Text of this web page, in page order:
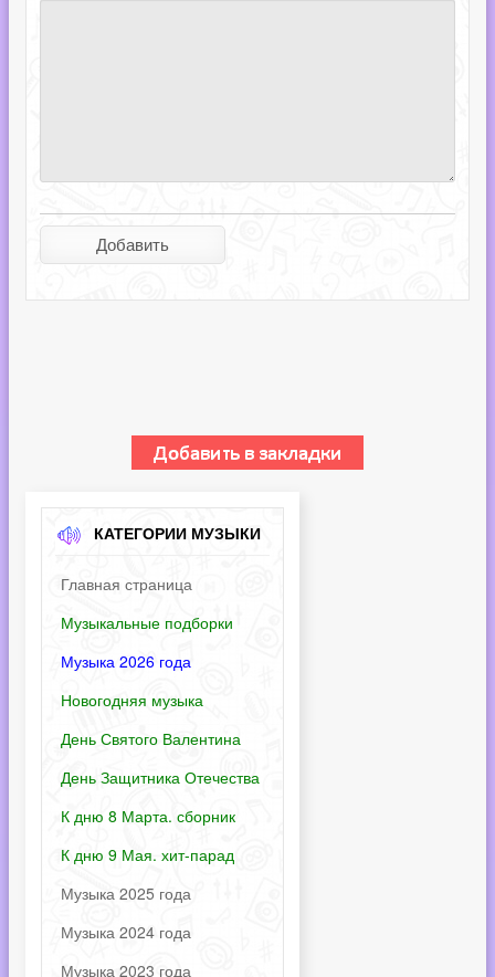
КАТЕГОРИИ МУЗЫКИ
Главная страница
Музыкальные подборки
Музыка 2026 года
Новогодняя музыка
День Святого Валентина
День Защитника Отечества
К дню 8 Марта. сборник
К дню 9 Мая. хит-парад
Музыка 2025 года
Музыка 2024 года
Музыка 2023 года